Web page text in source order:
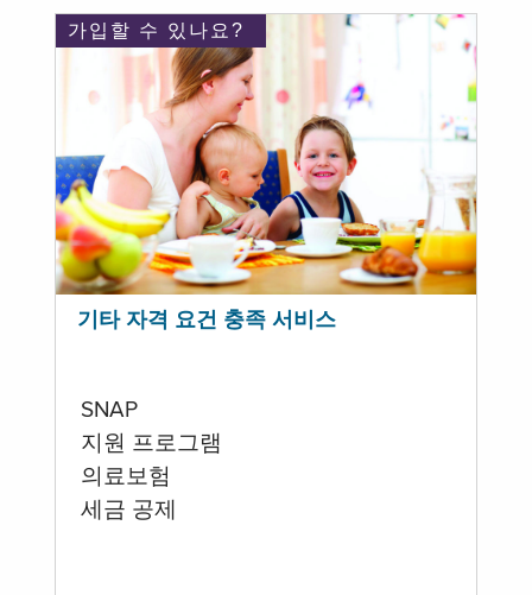
가입할 수 있나요?
기타 자격 요건 충족 서비스
SNAP
지원 프로그램
의료보험
세금 공제